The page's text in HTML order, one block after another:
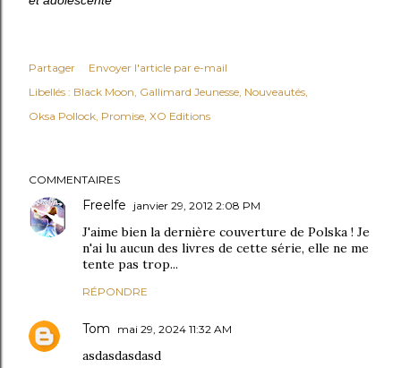
Partager
Envoyer l'article par e-mail
Libellés : Black Moon Gallimard Jeunesse Nouveautés
Oksa Pollock Promise XO Editions
COMMENTAIRES
Freelfe janvier 29, 2012 2:08 PM
J'aime bien la dernière couverture de Polska ! Je
n'ai lu aucun des livres de cette série, elle ne me
tente pas trop...
RÉPONDRE
Tom mai 29, 2024 11:32 AM
asdasdasdasd